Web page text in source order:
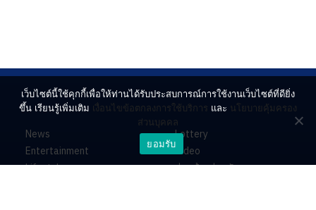
News
Entertainment
Lifestyle
Lottery
Video
ร่วมด้วยช่วยกัน
เว็บไซต์นี้ใช้คุกกี้เพื่อให้ท่านได้รับประสบการณ์การใช้งานเว็บไซต์ที่ดียิ่ง
ขึ้น เรียนรู้เพิ่มเติม เงื่อนไขข้อตกลงการใช้บริการ และ นโยบายคุ้มครอง
ส่วนบุคคล
ยอมรับ